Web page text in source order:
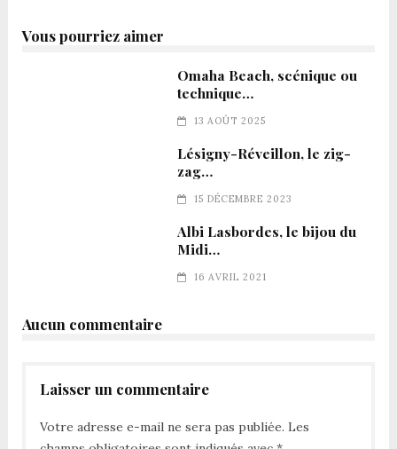
Vous pourriez aimer
Omaha Beach, scénique ou
technique…
13 AOÛT 2025
Lésigny-Réveillon, le zig-
zag…
15 DÉCEMBRE 2023
Albi Lasbordes, le bijou du
Midi…
16 AVRIL 2021
Aucun commentaire
Laisser un commentaire
Votre adresse e-mail ne sera pas publiée. Les